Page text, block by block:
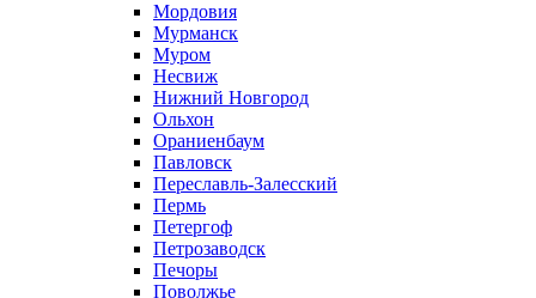
Мордовия
Мурманск
Муром
Несвиж
Нижний Новгород
Ольхон
Ораниенбаум
Павловск
Переславль-Залесский
Пермь
Петергоф
Петрозаводск
Печоры
Поволжье